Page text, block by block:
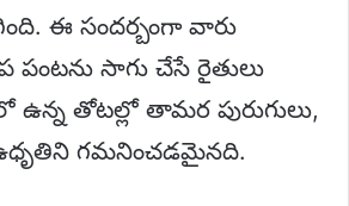
ఈ సందర్బంగా వారు
సాగు చేసే రైతులు
ఉన్న తోటల్లో తామర పురుగులు,
ఉధృతిని గమనించడమైనది.